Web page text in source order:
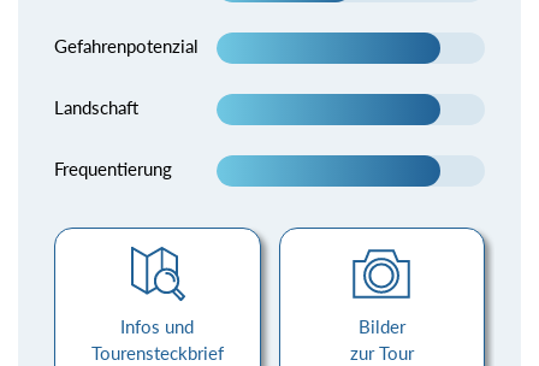
Gefahrenpotenzial
Landschaft
Frequentierung
Infos und
Tourensteckbrief
Bilder
zur Tour